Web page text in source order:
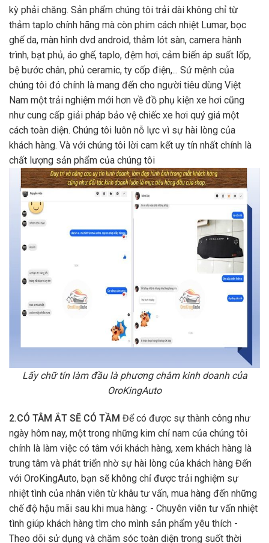
kỳ phải chăng. Sản phẩm chúng tôi trải dài không chỉ từ
thảm taplo chính hãng mà còn phim cách nhiệt Lumar, bọc
ghế da, màn hình dvd android, thảm lót sàn, camera hành
trình, bạt phủ, áo ghế, taplo, đệm hơi, cảm biến áp suất lốp,
bệ bước chân, phủ ceramic, ty cốp điện,... Sứ mệnh của
chúng tôi đó chính là mang đến cho người tiêu dùng Việt
Nam một trải nghiệm mới hơn về đồ phụ kiện xe hơi cũng
như cung cấp giải pháp bảo vệ chiếc xe hơi quý giá một
cách toàn diện. Chúng tôi luôn nỗ lực vì sự hài lòng của
khách hàng. Và với chúng tôi lời cam kết uy tín nhất chính là
chất lượng sản phẩm của chúng tôi
Lấy chữ tín làm đầu là phương châm kinh doanh của
OroKingAuto
2.CÓ TÂM ẮT SẼ CÓ TẦM Để có được sự thành công như
ngày hôm nay, một trong những kim chỉ nam của chúng tôi
chính là làm việc có tâm với khách hàng, xem khách hàng là
trung tâm và phát triển nhờ sự hài lòng của khách hàng Đến
với OroKingAuto, bạn sẽ không chỉ được trải nghiệm sự
nhiệt tình của nhân viên từ khâu tư vấn, mua hàng đến những
chế độ hậu mãi sau khi mua hàng: - Chuyên viên tư vấn nhiệt
tình giúp khách hàng tìm cho mình sản phẩm yêu thích -
Theo dõi sử dụng và chăm sóc toàn diện trong suốt thời